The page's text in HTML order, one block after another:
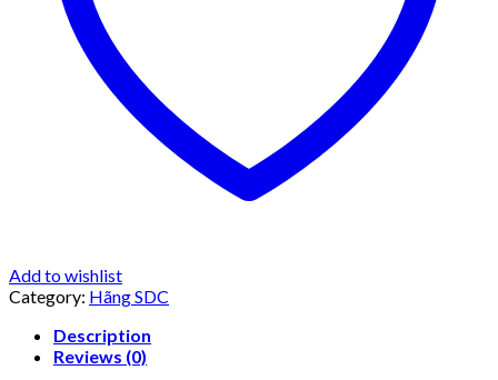
Add to wishlist
Category: Hãng SDC
Description
Reviews (0)